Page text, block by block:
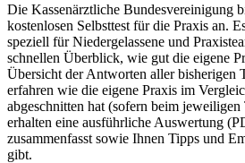
Die Kassenärztliche Bundesvereinigung
kostenlosen Selbsttest für die Praxis an.
speziell für Niedergelassene und
schnellen Überblick, wie gut die eigene
Übersicht der Antworten aller bisherigen
erfahren wie die eigene Praxis im
abgeschnitten hat (sofern beim
erhalten eine ausführliche Auswertung
zusammenfasst sowie Ihnen Tipps und
gibt.